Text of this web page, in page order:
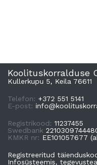
Koolituskorralduse
Kullerkupu 5, Keila 76611
Telefon: +372 551 5141
E-post:
Registrikood: 11237455
Swedbank
KMKR nr: EE101057677
Registreeritud
Infosüsteemis,